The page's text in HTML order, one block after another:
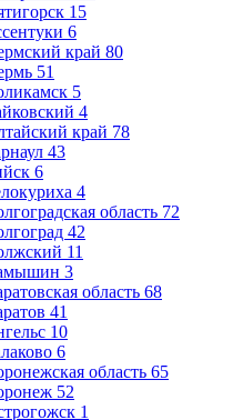
15
6
край 80
51
5
4
край 78
43
6
4
область 72
42
11
3
область 68
41
10
6
область 65
52
1